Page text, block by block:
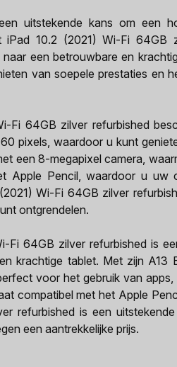
uitstekende kans om een
iPad 10.2 (2021) Wi-Fi
een betrouwbare en
van soepele prestaties en
Fi 64GB zilver refurbished
pixels, waardoor u kunt
een 8-megapixel camera,
Apple Pencil, waardoor u uw
Wi-Fi 64GB zilver
ontgrendelen.
Fi 64GB zilver refurbished is
krachtige tablet. Met zijn A13
voor het gebruik van
compatibel met het Apple
refurbished is een
een aantrekkelijke prijs.